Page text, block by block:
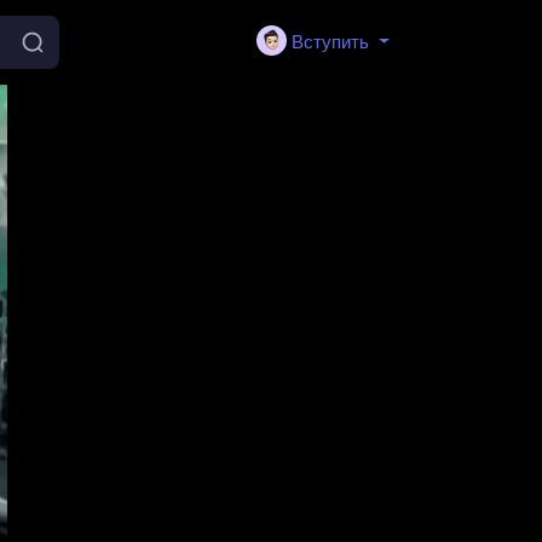
Вступить